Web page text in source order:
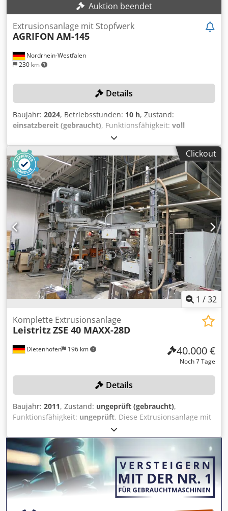
Auktion beendet
Nordrhein-Westfalen
230 km
Extrusionsanlage mit Stopfwerk
AGRIFON AM-145
Details
Baujahr: 2024, Betriebsstunden: 10 h, Zustand:
einsatzbereit (gebraucht), Funktionsfähigkeit: voll
, Schneckendurchmesser:
TECHNISCHE DETAILS Extrudertyp: Einschneckenextruder /
Schmelzextruder Schneckendurchmesser: 145 mm
Heizung: Induktionsheizung Cjdpfozr Hz Aox Abrerf
MASCHINEN-DETAILS Antriebsleistung: 45 kW Geeignete
Kunststoffe: LDPE, HDPE, PP Geeignete Materialien:
Mahlgut, EPS, Folienreste, Folienmahlgut und leichte
Kunststoffabfälle Materialzufuhr: Für Materialien mit
niedrigem Schüttgewicht geeignet Betriebsstunden: 10 h
AUSSTATTUNG Stopfwerk Bunker für Materialzufuhr
Großer Filter / Siebwechsler Adaptierte Strangdüse
Clickout
1 /32
Dietenhofen 196 km
Komplette Extrusionsanlage
LeistritzZSE 40 MAXX-28D
40.000 €
Noch 7 Tage
Details
Baujahr: 2011, Zustand: ungeprüft (gebraucht),
Funktionsfähigkeit: ungeprüft, Diese Extrusionsanlage mit
Doppelschneckenextruder LEISTRITZ ZSE 40 MAXX (28D)
sowie Lüftungsanlage wird in unserer Industrieauktion
"Standortauflösung eines bekannten Spielwarenherstellers
- industrielle Anlagen - Verpackungsanlage - Sortieranlage"
online auf unserer RESTLOS Auktionsplattform versteigert.
Credpozpxn Nsfx Abref Maschinendetails: Komplette
Extrusionsanlage mit zwei Leistritz-Extrudern inklusive